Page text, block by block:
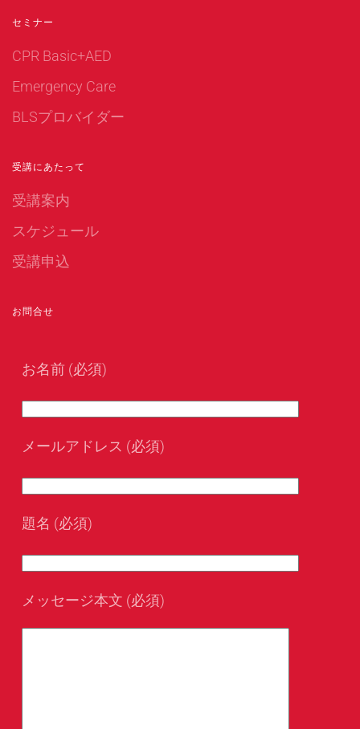
セミナー
CPR Basic+AED
Emergency Care
BLSプロバイダー
受講にあたって
受講案内
スケジュール
受講申込
お問合せ
お名前 (必須)
メールアドレス (必須)
題名 (必須)
メッセージ本文 (必須)